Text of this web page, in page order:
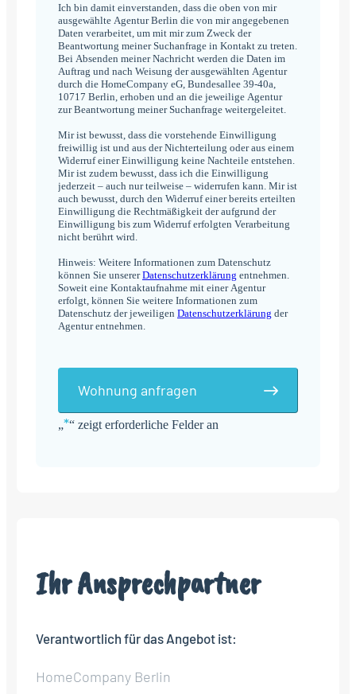
„*“ zeigt erforderliche Felder an
Ich bin damit einverstanden, dass die oben von mir
ausgewählte Agentur Berlin die von mir angegebenen
Daten verarbeitet, um mit mir zum Zweck der
Beantwortung meiner Suchanfrage in Kontakt zu treten.
Bei Absenden meiner Nachricht werden die Daten im
Auftrag und nach Weisung der ausgewählten Agentur
durch die HomeCompany eG, Bundesallee 39-40a,
10717 Berlin, erhoben und an die jeweilige Agentur
zur Beantwortung meiner Suchanfrage weitergeleitet.
Mir ist bewusst, dass die vorstehende Einwilligung
freiwillig ist und aus der Nichterteilung oder aus einem
Widerruf einer Einwilligung keine Nachteile entstehen.
Mir ist zudem bewusst, dass ich die Einwilligung
jederzeit – auch nur teilweise – widerrufen kann. Mir ist
auch bewusst, durch den Widerruf einer bereits erteilten
Einwilligung die Rechtmäßigkeit der aufgrund der
Einwilligung bis zum Widerruf erfolgten Verarbeitung
nicht berührt wird.
Hinweis: Weitere Informationen zum Datenschutz
können Sie unsererDatenschutzerklärung entnehmen.
Soweit eine Kontaktaufnahme mit einer Agentur
erfolgt, können Sie weitere Informationen zum
Datenschutz der jeweiligen Datenschutzerklärung der
Agentur entnehmen.
Wohnung anfragen
Ihr Ansprechpartner
Verantwortlich für das Angebot ist:
HomeCompany Berlin